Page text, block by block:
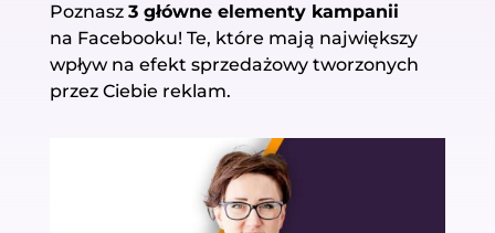
Poznasz 3 główne elementy kampanii
na Facebooku! Te, które mają największy
wpływ na efekt sprzedażowy tworzonych
przez Ciebie reklam.